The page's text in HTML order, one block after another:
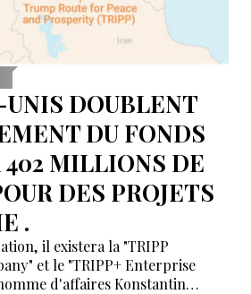
DOUBLENT
DU FONDS
402 MILLIONS DE
DES PROJETS
.
il existera la "TRIPP
et le "TRIPP+ Enterprise
d'affaires Konstantin